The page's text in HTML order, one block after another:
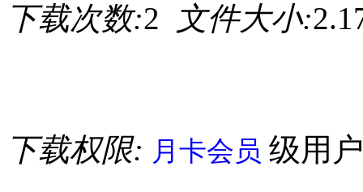
下载次数:2 文件大小:
下载权限: 月卡会员 级用